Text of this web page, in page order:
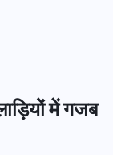
में गजब